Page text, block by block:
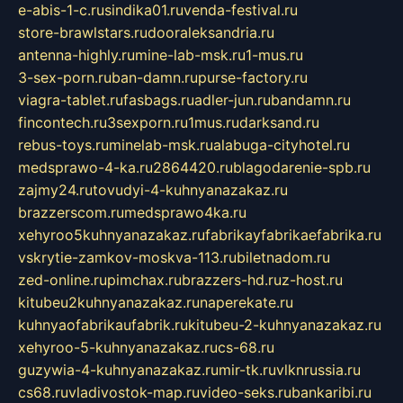
e-abis-1-c.rusindika01.ruvenda-festival.ru
store-brawlstars.rudooraleksandria.ru
antenna-highly.rumine-lab-msk.ru1-mus.ru
3-sex-porn.ruban-damn.rupurse-factory.ru
viagra-tablet.rufasbags.ruadler-jun.rubandamn.ru
fincontech.ru3sexporn.ru1mus.rudarksand.ru
rebus-toys.ruminelab-msk.rualabuga-cityhotel.ru
medsprawo-4-ka.ru2864420.rublagodarenie-spb.ru
zajmy24.rutovudyi-4-kuhnyanazakaz.ru
brazzerscom.rumedsprawo4ka.ru
xehyroo5kuhnyanazakaz.rufabrikayfabrikaefabrika.ru
vskrytie-zamkov-moskva-113.rubiletnadom.ru
zed-online.rupimchax.rubrazzers-hd.ruz-host.ru
kitubeu2kuhnyanazakaz.runaperekate.ru
kuhnyaofabrikaufabrik.rukitubeu-2-kuhnyanazakaz.ru
xehyroo-5-kuhnyanazakaz.rucs-68.ru
guzywia-4-kuhnyanazakaz.rumir-tk.ruvlknrussia.ru
cs68.ruvladivostok-map.ruvideo-seks.rubankaribi.ru